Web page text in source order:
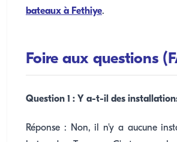
bateaux à Fethiye.
Foire aux questions
Question 1 : Y a-t-il des
Réponse : Non, il n'y a aucune